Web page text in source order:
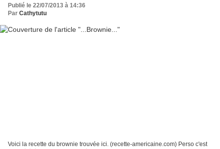
Publié le 22/07/2013 à 14:36
Par Cathytutu
Voici la recette du brownie trouvée ici. (recette-americaine.com) Perso c'est